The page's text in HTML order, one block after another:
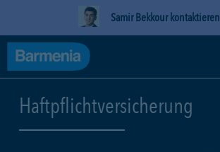
Samir Bekkour kontaktieren
Haftpflichtversicherung